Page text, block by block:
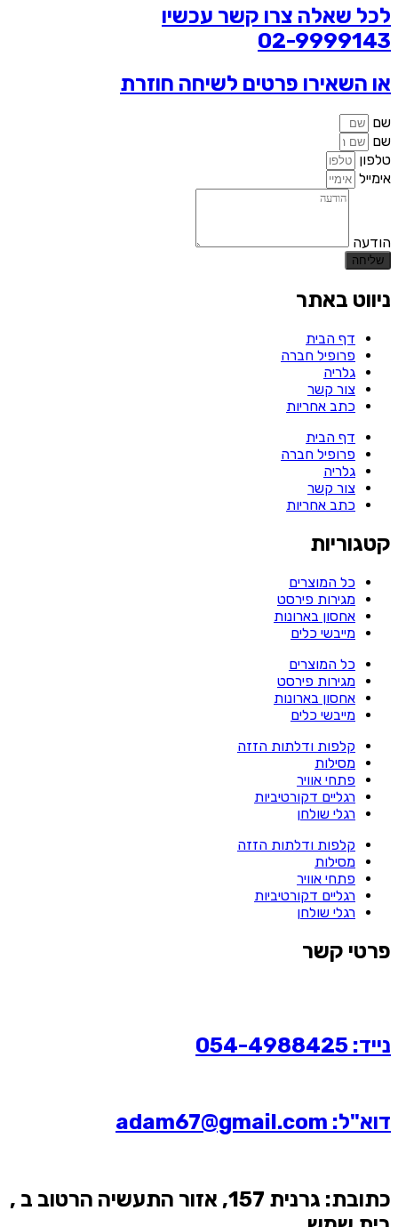
לכל שאלה צרו קשר עכשיו
02-9999143
או השאירו פרטים לשיחה חוזרת
שם
שם
טלפון
אימייל
הודעה
שליחה
ניווט באתר
דף הבית
פרופיל חברה
גלריה
צור קשר
כתב אחריות
דף הבית
פרופיל חברה
גלריה
צור קשר
כתב אחריות
קטגוריות
כל המוצרים
מגירות פירסט
אחסון בארונות
מייבשי כלים
כל המוצרים
מגירות פירסט
אחסון בארונות
מייבשי כלים
קלפות ודלתות הזזה
מסילות
פתחי אוויר
רגליים דקורטיביות
רגלי שולחן
קלפות ודלתות הזזה
מסילות
פתחי אוויר
רגליים דקורטיביות
רגלי שולחן
פרטי קשר
נייד: 054-4988425
דוא"ל: adam67@gmail.com
כתובת: גרנית 157, אזור התעשיה הרטוב ב ,